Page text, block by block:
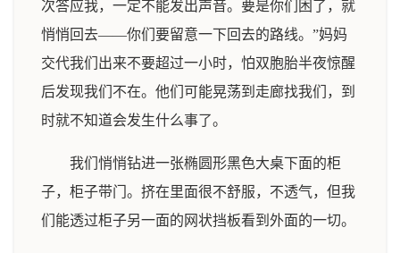
次答应我，一定不能发出声音。要是你们困了，就
悄悄回去——你们要留意一下回去的路线。”妈妈
交代我们出来不要超过一小时，怕双胞胎半夜惊醒
后发现我们不在。他们可能晃荡到走廊找我们，到
时就不知道会发生什么事了。
我们悄悄钻进一张椭圆形黑色大桌下面的柜
子，柜子带门。挤在里面很不舒服，不透气，但我
们能透过柜子另一面的网状挡板看到外面的一切。